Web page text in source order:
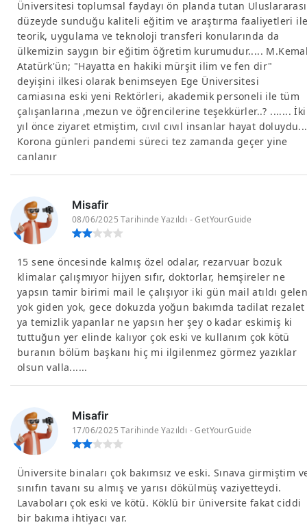
Üniversitesi toplumsal faydayı ön planda tutan Uluslararası
düzeyde sunduğu kaliteli eğitim ve araştırma faaliyetleri
teorik, uygulama ve teknoloji transferi konularında da
ülkemizin saygın bir eğitim öğretim kurumudur.....
Atatürk'ün; "Hayatta en hakiki mürşit ilim ve fen dir"
deyişini ilkesi olarak benimseyen Ege Üniversitesi
camiasına eski yeni Rektörleri, akademik personeli ile tüm
çalışanlarına ,mezun ve öğrencilerine teşekkürler..? ....... İki
yıl önce ziyaret etmiştim, cıvıl cıvıl insanlar hayat
Korona günleri pandemi süreci tez zamanda geçer yine
canlanır
Misafir
08/06/2025 Tarihinde Yazıldı - GetYourGuide
15 sene öncesinde kalmış özel odalar, rezarvuar bozuk
klimalar çalışmıyor hijyen sıfır, doktorlar, hemşireler ne
yapsın tamir birimi mail le çalışıyor iki gün mail atıldı
yok giden yok, gece dokuzda yoğun bakımda tadilat rezalet
ya temizlik yapanlar ne yapsın her şey o kadar eskimiş ki
tuttuğun yer elinde kalıyor çok eski ve kullanım çok kötü
buranın bölüm başkanı hiç mi ilgilenmez görmez yazıklar
olsun valla......
Misafir
17/06/2025 Tarihinde Yazıldı - GetYourGuide
Üniversite binaları çok bakımsız ve eski. Sınava girmiştim
sınıfın tavanı su almış ve yarısı dökülmüş vaziyetteydi.
Lavaboları çok eski ve kötü. Köklü bir üniversite fakat ciddi
bir bakıma ihtiyacı var.